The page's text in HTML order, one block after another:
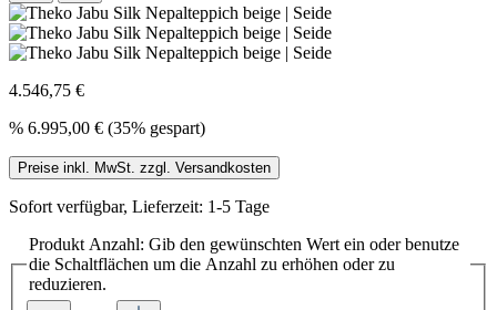
4.546,75 €
% 6.995,00 € (35% gespart)
Preise inkl. MwSt. zzgl. Versandkosten
Sofort verfügbar, Lieferzeit: 1-5 Tage
Produkt Anzahl: Gib den gewünschten Wert ein oder benutze
die Schaltflächen um die Anzahl zu erhöhen oder zu
reduzieren.